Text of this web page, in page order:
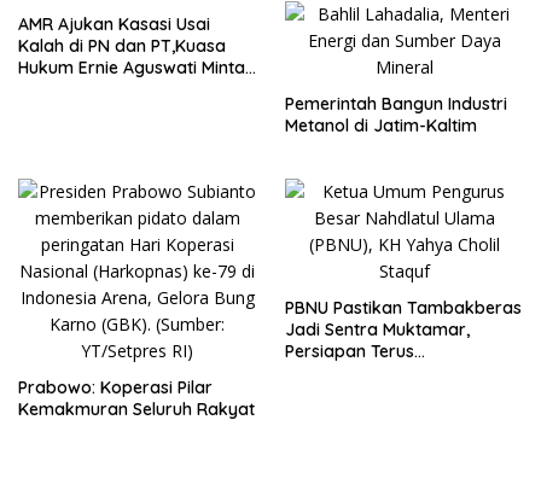
AMR Ajukan Kasasi Usai
Kalah di PN dan PT,Kuasa
Hukum Ernie Aguswati Minta
Pemerintah Bangun Industri
Metanol di Jatim-Kaltim
Prabowo: Koperasi Pilar
Kemakmuran Seluruh Rakyat
PBNU Pastikan Tambakberas
Jadi Sentra Muktamar,
Persiapan Terus